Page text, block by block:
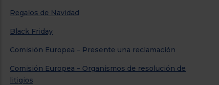
Regalos de Navidad
Black Friday
Comisión Europea – Presente una reclamación
Comisión Europea – Organismos de resolución de
litigios